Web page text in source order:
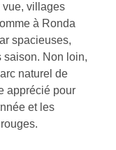
vue, villages
à Ronda
spacieuses,
saison. Non loin,
naturel de
apprécié pour
et les